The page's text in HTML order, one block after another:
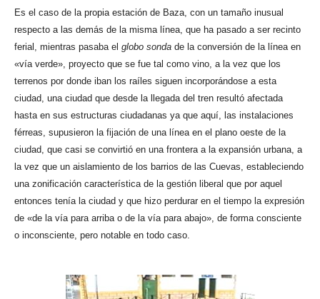
Es el caso de la propia estación de Baza, con un tamaño inusual
respecto a las demás de la misma línea, que ha pasado a ser recinto
ferial, mientras pasaba el globo sonda de la conversión de la línea en
«vía verde», proyecto que se fue tal como vino, a la vez que los
terrenos por donde iban los raíles siguen incorporándose a esta
ciudad, una ciudad que desde la llegada del tren resultó afectada
hasta en sus estructuras ciudadanas ya que aquí, las instalaciones
férreas, supusieron la fijación de una línea en el plano oeste de la
ciudad, que casi se convirtió en una frontera a la expansión urbana, a
la vez que un aislamiento de los barrios de las Cuevas, estableciendo
una zonificación característica de la gestión liberal que por aquel
entonces tenía la ciudad y que hizo perdurar en el tiempo la expresión
de «de la vía para arriba o de la vía para abajo», de forma consciente
o inconsciente, pero notable en todo caso.